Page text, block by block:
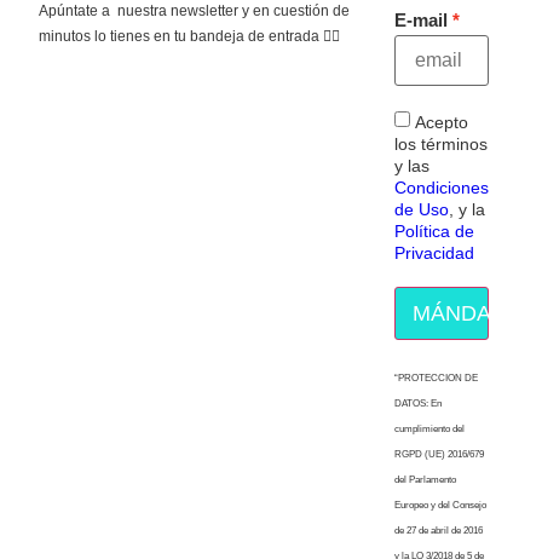
Apúntate a nuestra newsletter y en cuestión de
minutos lo tienes en tu bandeja de entrada 👇🏻
E-mail
Acepto
los términos
y las
Condiciones
de Uso , y la
Política de
Privacidad
MÁNDAME
“PROTECCION DE
DATOS: En
cumplimiento del
RGPD (UE) 2016/679
del Parlamento
Europeo y del Consejo
de 27 de abril de 2016
y la LO 3/2018 de 5 de